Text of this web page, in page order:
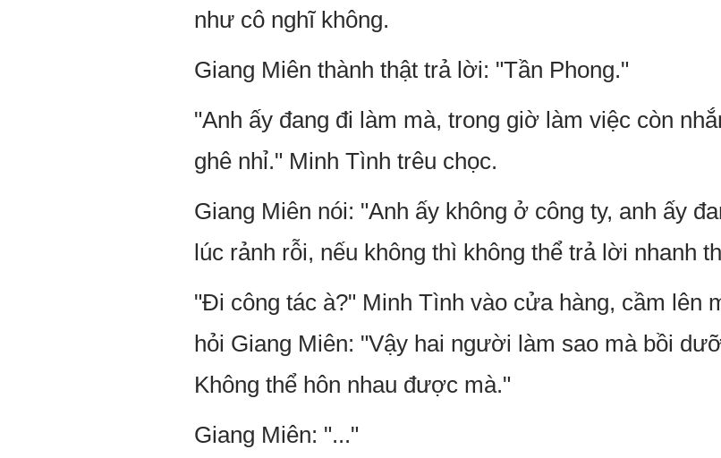
như cô nghĩ không.
Giang Miên thành thật trả lời: "Tần Phong."
"Anh ấy đang đi làm mà, trong giờ làm việc còn
ghê nhỉ." Minh Tình trêu chọc.
Giang Miên nói: "Anh ấy không ở công ty, anh ấy
lúc rảnh rỗi, nếu không thì không thể trả lời nhanh
"Đi công tác à?" Minh Tình vào cửa hàng, cầm lên
hỏi Giang Miên: "Vậy hai người làm sao mà bồi
Không thể hôn nhau được mà."
Giang Miên: "..."